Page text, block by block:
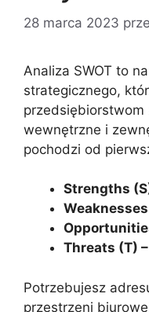
28 marca 2023
Analiza SWOT to
strategicznego,
przedsiębiorstwom
wewnętrzne i
pochodzi od
Strengths
Threats (T)
Potrzebujesz
przestrzeni